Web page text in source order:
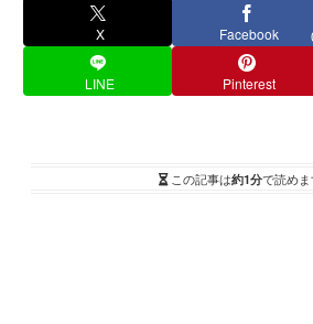
X Facebook
LINE Pinterest
この記事は約1分で読めま